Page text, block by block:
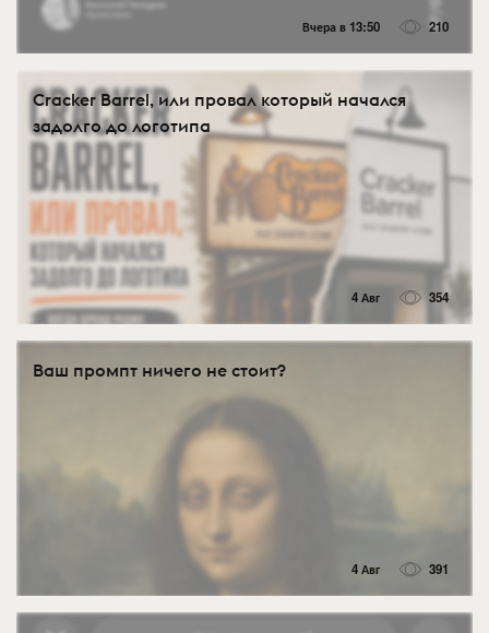
Вчера в 13:50 210
Cracker Barrel, или провал который начался
задолго до логотипа
4 Авг 354
Ваш промпт ничего не стоит?
4 Авг 391